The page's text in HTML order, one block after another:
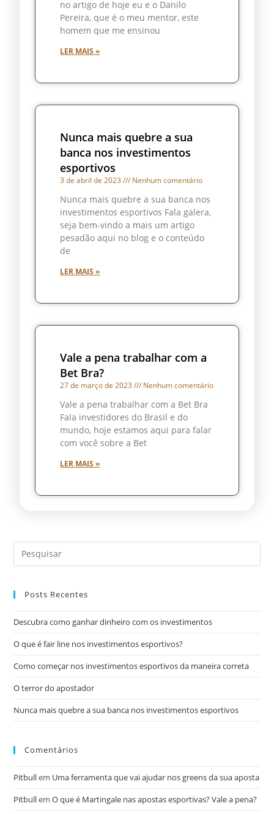
no artigo de hoje eu e o Danilo
Pereira, que é o meu mentor, este
homem que me ensinou
LER MAIS »
Nunca mais quebre a sua
banca nos investimentos
esportivos
3 de abril de 2023 Nenhum comentário
Nunca mais quebre a sua banca nos
investimentos esportivos Fala galera,
seja bem-vindo a mais um artigo
pesadão aqui no blog e o conteúdo
de
LER MAIS »
Vale a pena trabalhar com a
Bet Bra?
27 de março de 2023 Nenhum comentário
Vale a pena trabalhar com a Bet Bra
Fala investidores do Brasil e do
mundo, hoje estamos aqui para falar
com você sobre a Bet
LER MAIS »
Posts Recentes
Descubra como ganhar dinheiro com os investimentos
O que é fair line nos investimentos esportivos?
Como começar nos investimentos esportivos da maneira correta
O terror do apostador
Nunca mais quebre a sua banca nos investimentos esportivos
Comentários
Pitbullem Uma ferramenta que vai ajudar nos greens da sua aposta
PitbullemO que é Martingale nas apostas esportivas? Vale a pena?